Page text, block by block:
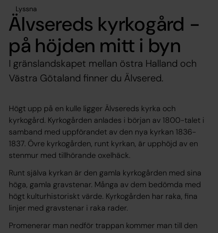
Lyssna
Älvsereds kyrkogård -
på höjden mitt i byn
I gränslandskapet mellan östra Halland och
Västra Götaland finner du Älvsered.
Högt upp på en kulle ligger Älvsereds kyrka och
kyrkogård. Kyrkogården anlades i början av 1800-talet i
samband med uppförandet av den nya kyrkan 1836-
1837. Övre kyrkogården, runt kyrkan, är upphöjd av en
stenmur med tillhörande oxelhäck.
Runt själva kyrkan är den gamla kyrkogården med sina
höga, gamla gravstenar. Många av dem bedömda med
högt kulturhistoriskt värde. Kyrkogården har raka, fina
linjer med gravstenar i raka rader.
Promenerar man nedför trappan kommer man till den